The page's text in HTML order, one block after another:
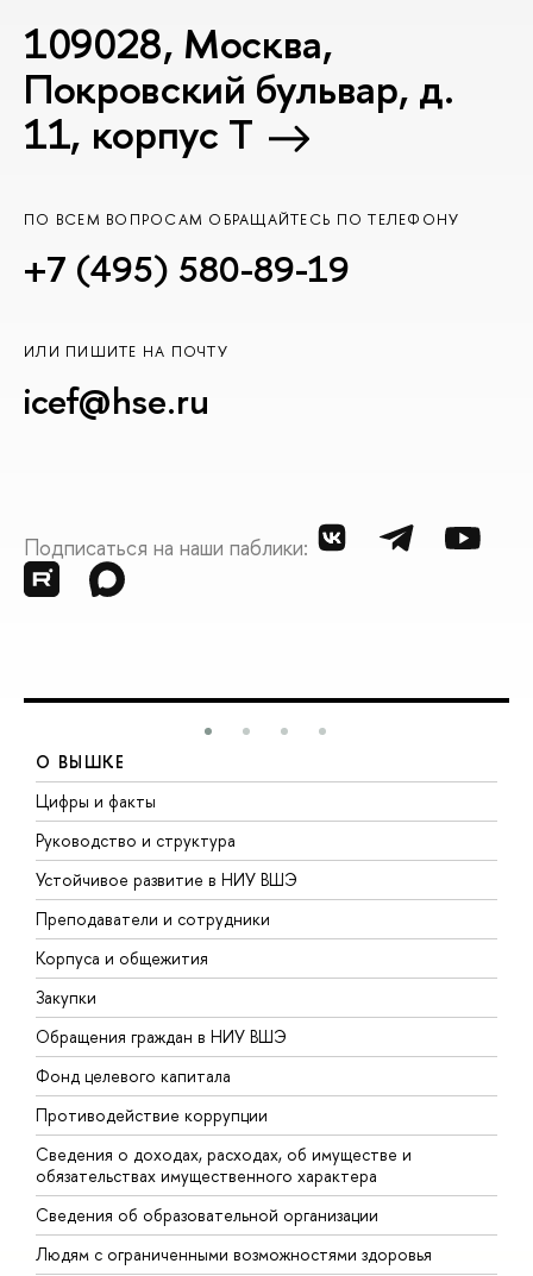
109028, Москва,
Покровский бульвар, д.
11, корпус T
ПО ВСЕМ ВОПРОСАМ ОБРАЩАЙТЕСЬ ПО ТЕЛЕФОНУ
+7 (495) 580-89-19
ИЛИ ПИШИТЕ НА ПОЧТУ
icef@hse.ru
Подписаться на наши паблики:
О ВЫШКЕ
Цифры и факты
Руководство и структура
Устойчивое развитие в НИУ ВШЭ
Преподаватели и сотрудники
Корпуса и общежития
Закупки
Обращения граждан в НИУ ВШЭ
Фонд целевого капитала
Противодействие коррупции
Сведения о доходах, расходах, об имуществе и
обязательствах имущественного характера
Сведения об образовательной организации
Людям с ограниченными возможностями здоровья